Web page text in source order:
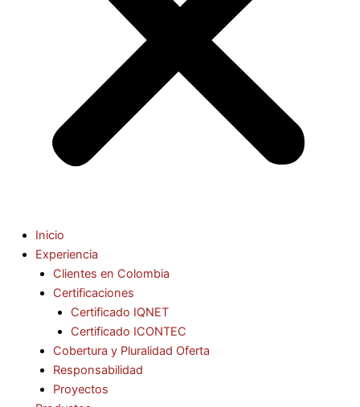
Inicio
Experiencia
Clientes en Colombia
Certificaciones
Certificado IQNET
Certificado ICONTEC
Cobertura y Pluralidad Oferta
Responsabilidad
Proyectos